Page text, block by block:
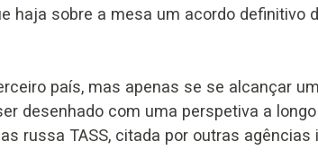
haja sobre a mesa um acordo definitivo
país, mas apenas se se alcançar
desenhado com uma perspetiva a
russa TASS, citada por outras agências